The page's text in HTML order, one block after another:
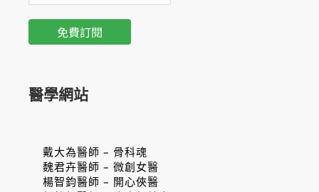
醫學網站
戴大為醫師 – 骨科魂
魏君卉醫師 – 微創女醫
楊智鈞醫師 – 開心俠醫